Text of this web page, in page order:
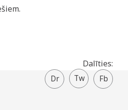
Dalīties:
Facebook
share
Twitter